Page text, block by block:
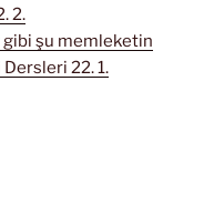
2.
gibi şu memleketin
22. 1.